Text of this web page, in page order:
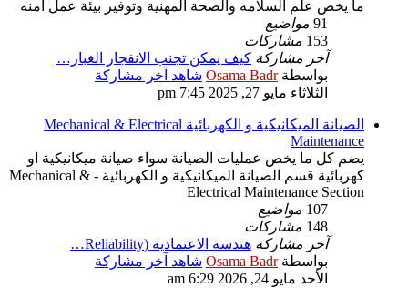
ما يخص علم السلامه والصحة المهنية وتوفير بيئة عمل آمنه
91 مواضيع
153 مشاركات
آخر مشاركة كيف يمكن تجنب الانفجار الغبار…
بواسطةOsama Badr شاهد آخر مشاركة
الثلاثاء مايو 27, 2025 7:45 pm
الصيانة الميكانيكية و الكهربائية Mechanical & Electrical
Maintenance
يضم كل ما يخص عمليات الصيانة سواء صيانة ميكانيكية او
كهربائية قسم الصيانة الميكانيكية و الكهربائية - Mechanical &
Electrical Maintenance Section
107 مواضيع
148 مشاركات
آخر مشاركة هندسة الاعتمادية (Reliability…
بواسطةOsama Badr شاهد آخر مشاركة
الأحد مايو 24, 2026 6:29 am